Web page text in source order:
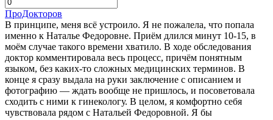
ПроДокторов
В принципе, меня всё устроило. Я не пожалела, что попала
именно к Наталье Федоровне. Приём длился минут 10-15, в
моём случае такого времени хватило. В ходе обследования
доктор комментировала весь процесс, причём понятным
языком, без каких-то сложных медицинских терминов. В
конце я сразу выдала на руки заключение с описанием и
фотографию — ждать вообще не пришлось, и посоветовала
сходить с ними к гинекологу. В целом, я комфортно себя
чувствовала рядом с Натальей Федоровной. Я бы